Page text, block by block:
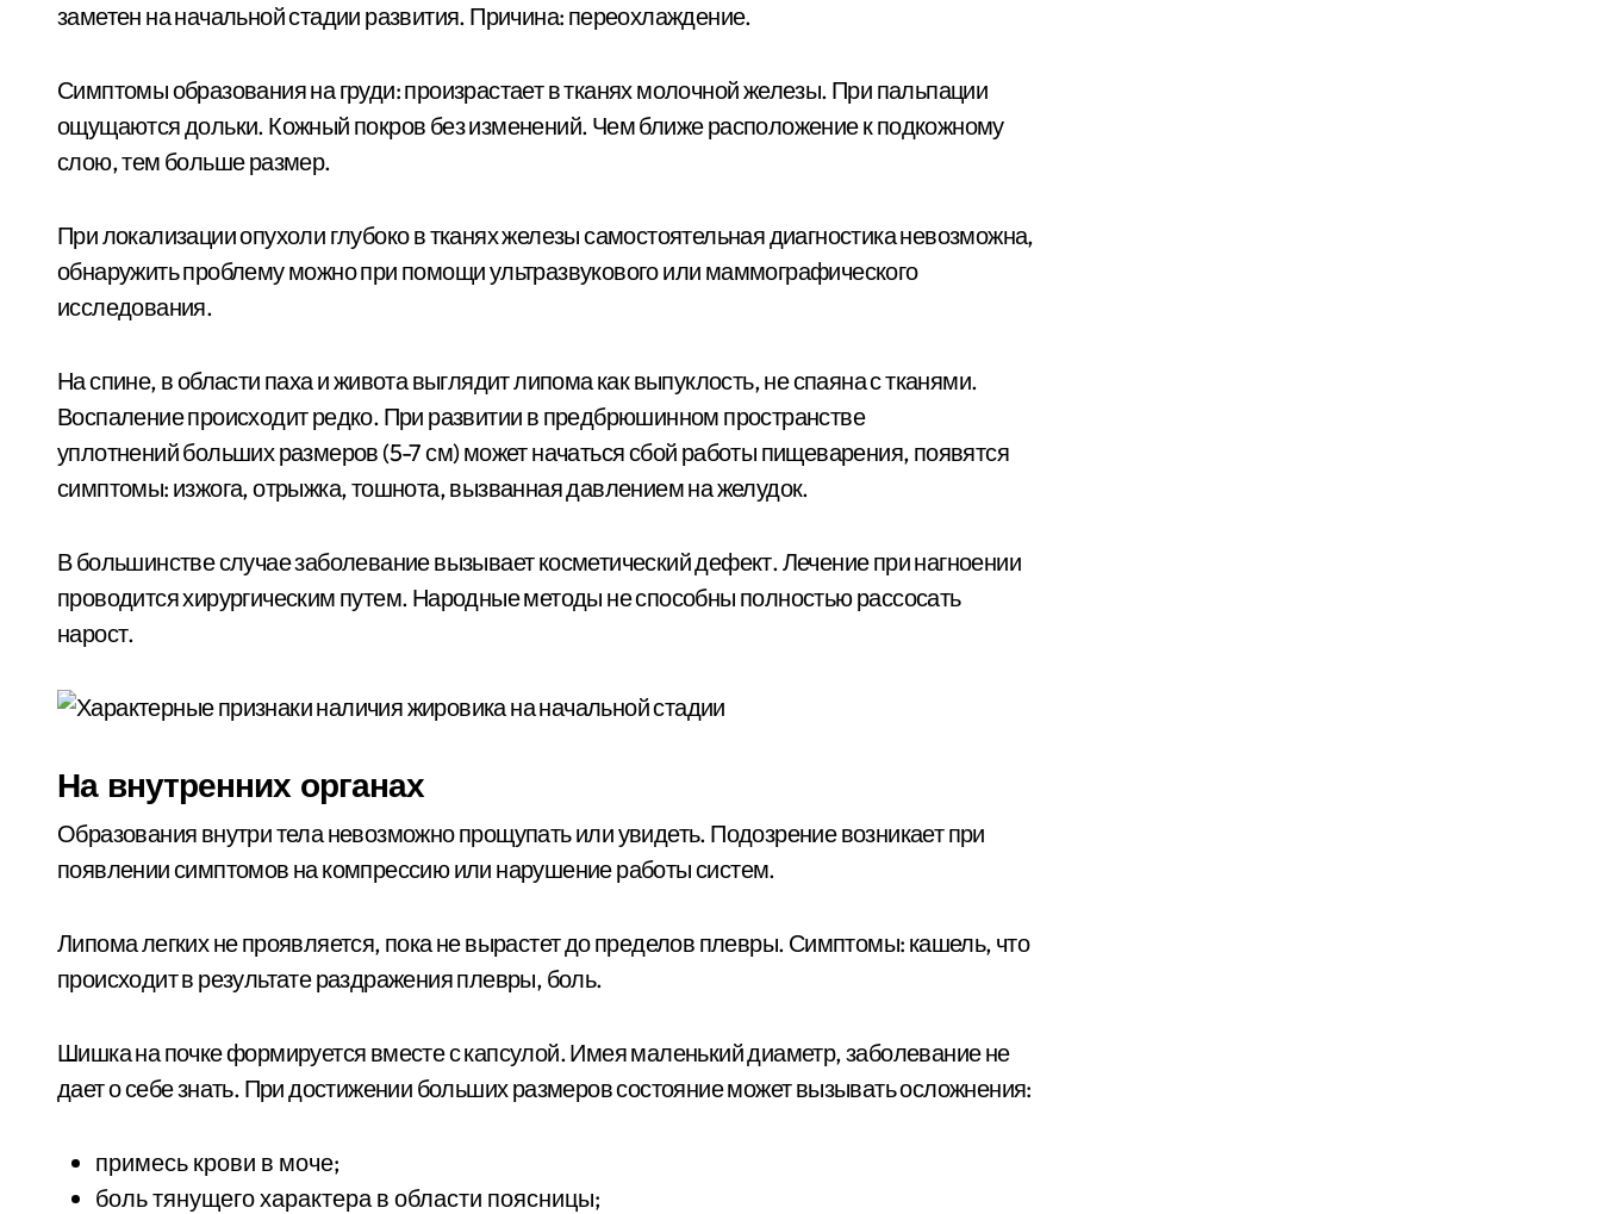
заметен на начальной стадии развития. Причина: переохлаждение.
Симптомы образования на груди: произрастает в тканях молочной железы. При пальпации
ощущаются дольки. Кожный покров без изменений. Чем ближе расположение к подкожному
слою, тем больше размер.
При локализации опухоли глубоко в тканях железы самостоятельная диагностика невозможна,
обнаружить проблему можно при помощи ультразвукового или маммографического
исследования.
На спине, в области паха и живота выглядит липома как выпуклость, не спаяна с тканями.
Воспаление происходит редко. При развитии в предбрюшинном пространстве
уплотнений больших размеров (5-7 см) может начаться сбой работы пищеварения, появятся
симптомы: изжога, отрыжка, тошнота, вызванная давлением на желудок.
В большинстве случае заболевание вызывает косметический дефект. Лечение при нагноении
проводится хирургическим путем. Народные методы не способны полностью рассосать
нарост.
На внутренних органах
Образования внутри тела невозможно прощупать или увидеть. Подозрение возникает при
появлении симптомов на компрессию или нарушение работы систем.
Липома легких не проявляется, пока не вырастет до пределов плевры. Симптомы: кашель, что
происходит в результате раздражения плевры, боль.
Шишка на почке формируется вместе с капсулой. Имея маленький диаметр, заболевание не
дает о себе знать. При достижении больших размеров состояние может вызывать осложнения:
примесь крови в моче;
боль тянущего характера в области поясницы;